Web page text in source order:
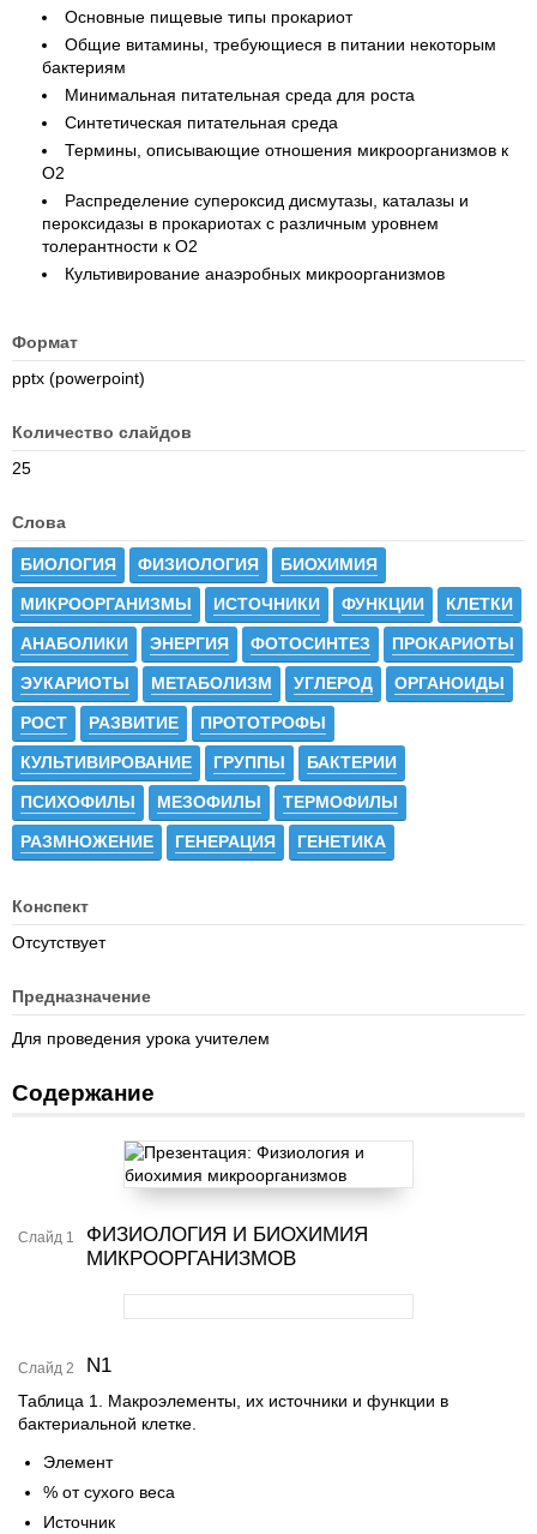
Основные пищевые типы прокариот
Общие витамины, требующиеся в питании некоторым
бактериям
Минимальная питательная среда для роста
Синтетическая питательная среда
Термины, описывающие отношения микроорганизмов к
O2
Распределение супероксид дисмутазы, каталазы и
пероксидазы в прокариотах с различным уровнем
толерантности к O2
Культивирование анаэробных микроорганизмов
Формат
pptx (powerpoint)
Количество слайдов
25
Слова
БИОЛОГИЯ ФИЗИОЛОГИЯ БИОХИМИЯ
МИКРООРГАНИЗМЫ ИСТОЧНИКИ ФУНКЦИИ КЛЕТКИ
АНАБОЛИКИ ЭНЕРГИЯ ФОТОСИНТЕЗ ПРОКАРИОТЫ
ЭУКАРИОТЫ МЕТАБОЛИЗМ УГЛЕРОД ОРГАНОИДЫ
РОСТ РАЗВИТИЕ ПРОТОТРОФЫ
КУЛЬТИВИРОВАНИЕ ГРУППЫ БАКТЕРИИ
ПСИХОФИЛЫ МЕЗОФИЛЫ ТЕРМОФИЛЫ
РАЗМНОЖЕНИЕ ГЕНЕРАЦИЯ ГЕНЕТИКА
Конспект
Отсутствует
Предназначение
Для проведения урока учителем
Содержание
Слайд 1
ФИЗИОЛОГИЯ И БИОХИМИЯ
МИКРООРГАНИЗМОВ
Слайд 2 N1
Таблица 1. Макроэлементы, их источники и функции в
бактериальной клетке.
Элемент
% от сухого веса
Источник